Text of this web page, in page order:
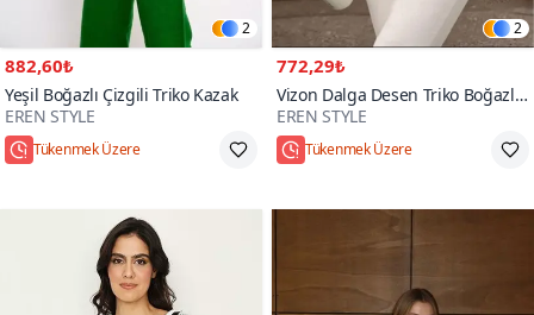
2
882,60₺
Yeşil Boğazlı Çizgili Triko Kazak
EREN STYLE
Hızlı Kargo
2
772,29₺
Vizon Dalga Desen Triko Boğazlı
Kazak
EREN STYLE
Hızlı Kargo